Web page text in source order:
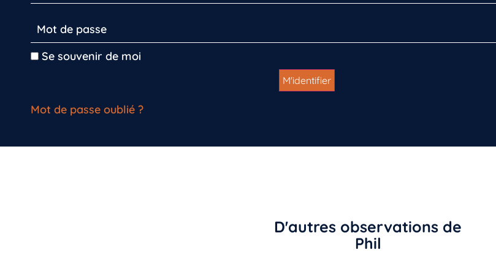
Se souvenir de moi
Mot de passe oublié ?
D'autres observations de
Phil